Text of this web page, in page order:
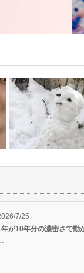
7/25
が10年分の濃密さで動